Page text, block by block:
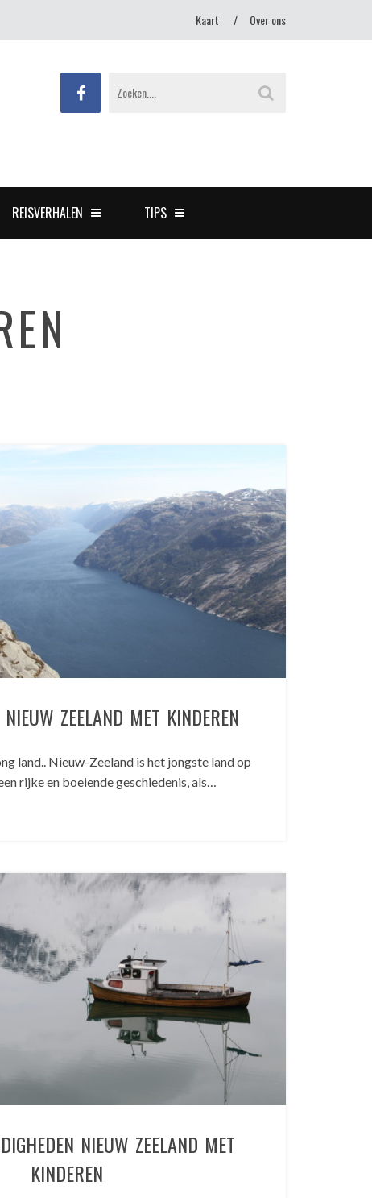
Kaart Over ons
REISVERHALEN TIPS
NIEUW ZEELAND MET KINDEREN
land.. Nieuw-Zeeland is het jongste land op
rijke en boeiende geschiedenis, als…
NIEUW ZEELAND MET
KINDEREN